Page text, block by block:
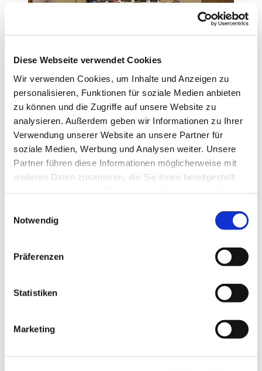
Diese Webseite verwendet Cookies
Wir verwenden Cookies, um Inhalte und Anzeigen zu
personalisieren, Funktionen für soziale Medien anbieten
zu können und die Zugriffe auf unsere Website zu
analysieren. Außerdem geben wir Informationen zu Ihrer
Verwendung unserer Website an unsere Partner für
soziale Medien, Werbung und Analysen weiter. Unsere
Partner führen diese Informationen möglicherweise mit
weiteren Daten zusammen, die Sie ihnen bereitgestellt
Notwendig
Präferenzen
Statistiken
Marketing
Männerwerk
3. Donnerstag im Monat, 15:00 Uhr,
Lutherhaus
Dienstag 19 Uhr, Kirchplatz